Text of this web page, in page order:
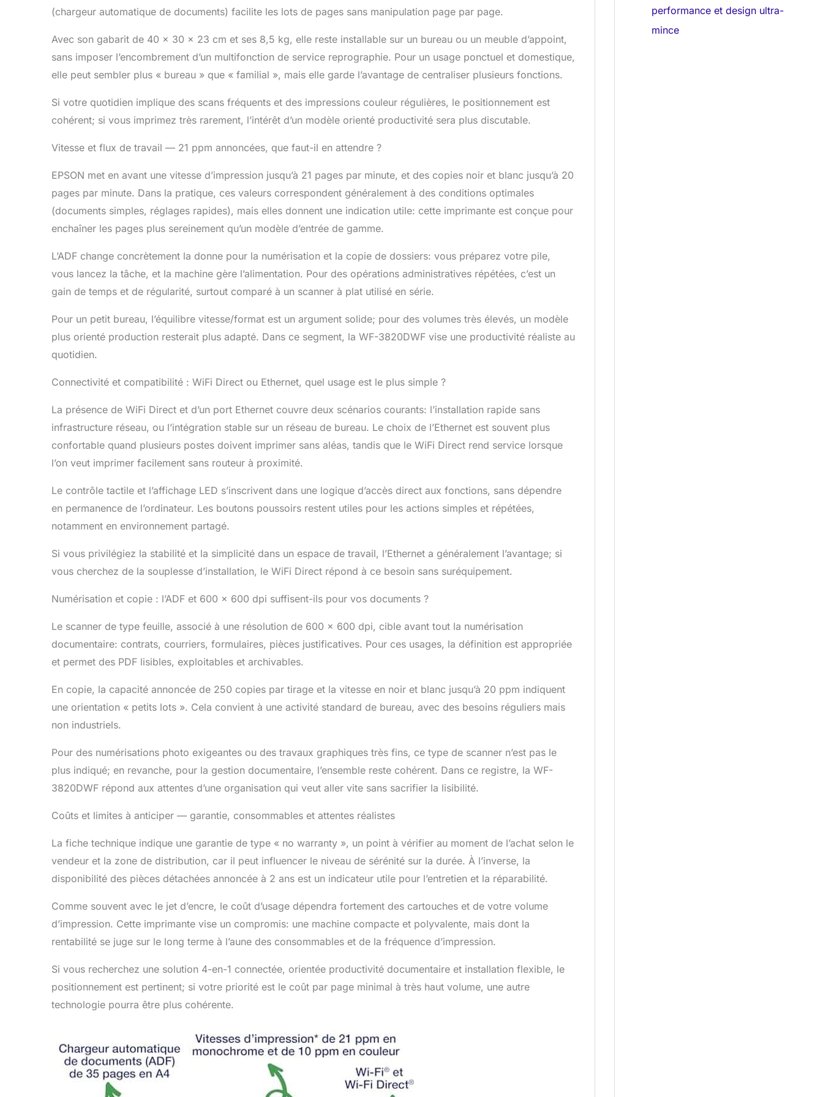
professionnels.
(chargeur automatique de documents) facilite les lots de pages sans manipulation page par page.
Avec son gabarit de 40 x 30 x 23 cm et ses 8,5 kg, elle reste installable sur un bureau ou un meuble d’appoint,
sans imposer l’encombrement d’un multifonction de service reprographie. Pour un usage ponctuel et domestique,
elle peut sembler plus « bureau » que « familial », mais elle garde l’avantage de centraliser plusieurs fonctions.
Si votre quotidien implique des scans fréquents et des impressions couleur régulières, le positionnement est
cohérent; si vous imprimez très rarement, l’intérêt d’un modèle orienté productivité sera plus discutable.
Vitesse et flux de travail — 21 ppm annoncées, que faut-il en attendre ?
EPSON met en avant une vitesse d’impression jusqu’à 21 pages par minute, et des copies noir et blanc jusqu’à 20
pages par minute. Dans la pratique, ces valeurs correspondent généralement à des conditions optimales
(documents simples, réglages rapides), mais elles donnent une indication utile: cette imprimante est conçue pour
enchaîner les pages plus sereinement qu’un modèle d’entrée de gamme.
L’ADF change concrètement la donne pour la numérisation et la copie de dossiers: vous préparez votre pile,
vous lancez la tâche, et la machine gère l’alimentation. Pour des opérations administratives répétées, c’est un
gain de temps et de régularité, surtout comparé à un scanner à plat utilisé en série.
Pour un petit bureau, l’équilibre vitesse/format est un argument solide; pour des volumes très élevés, un modèle
plus orienté production resterait plus adapté. Dans ce segment, la WF-3820DWF vise une productivité réaliste au
quotidien.
Connectivité et compatibilité : WiFi Direct ou Ethernet, quel usage est le plus simple ?
La présence de WiFi Direct et d’un port Ethernet couvre deux scénarios courants: l’installation rapide sans
infrastructure réseau, ou l’intégration stable sur un réseau de bureau. Le choix de l’Ethernet est souvent plus
confortable quand plusieurs postes doivent imprimer sans aléas, tandis que le WiFi Direct rend service lorsque
l’on veut imprimer facilement sans routeur à proximité.
Le contrôle tactile et l’affichage LED s’inscrivent dans une logique d’accès direct aux fonctions, sans dépendre
en permanence de l’ordinateur. Les boutons poussoirs restent utiles pour les actions simples et répétées,
notamment en environnement partagé.
Si vous privilégiez la stabilité et la simplicité dans un espace de travail, l’Ethernet a généralement l’avantage; si
vous cherchez de la souplesse d’installation, le WiFi Direct répond à ce besoin sans suréquipement.
Numérisation et copie : l’ADF et 600 x 600 dpi suffisent-ils pour vos documents ?
Le scanner de type feuille, associé à une résolution de 600 x 600 dpi, cible avant tout la numérisation
documentaire: contrats, courriers, formulaires, pièces justificatives. Pour ces usages, la définition est appropriée
et permet des PDF lisibles, exploitables et archivables.
En copie, la capacité annoncée de 250 copies par tirage et la vitesse en noir et blanc jusqu’à 20 ppm indiquent
une orientation « petits lots ». Cela convient à une activité standard de bureau, avec des besoins réguliers mais
non industriels.
Pour des numérisations photo exigeantes ou des travaux graphiques très fins, ce type de scanner n’est pas le
plus indiqué; en revanche, pour la gestion documentaire, l’ensemble reste cohérent. Dans ce registre, la WF-
3820DWF répond aux attentes d’une organisation qui veut aller vite sans sacrifier la lisibilité.
Coûts et limites à anticiper — garantie, consommables et attentes réalistes
La fiche technique indique une garantie de type « no warranty », un point à vérifier au moment de l’achat selon le
vendeur et la zone de distribution, car il peut influencer le niveau de sérénité sur la durée. À l’inverse, la
disponibilité des pièces détachées annoncée à 2 ans est un indicateur utile pour l’entretien et la réparabilité.
Comme souvent avec le jet d’encre, le coût d’usage dépendra fortement des cartouches et de votre volume
d’impression. Cette imprimante vise un compromis: une machine compacte et polyvalente, mais dont la
rentabilité se juge sur le long terme à l’aune des consommables et de la fréquence d’impression.
Si vous recherchez une solution 4-en-1 connectée, orientée productivité documentaire et installation flexible, le
positionnement est pertinent; si votre priorité est le coût par page minimal à très haut volume, une autre
technologie pourra être plus cohérente.
performance et design ultra-
mince